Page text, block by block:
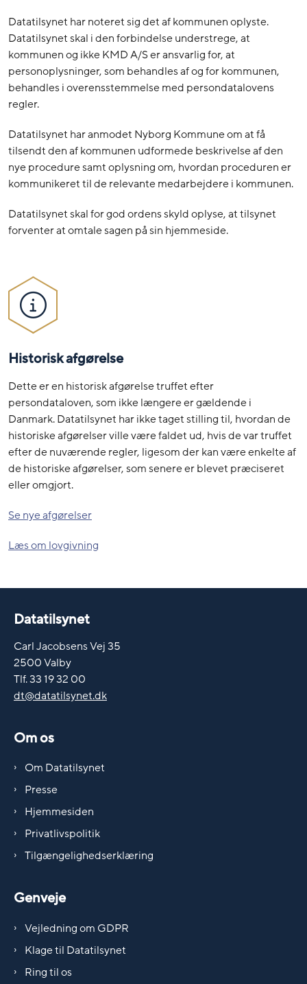
Datatilsynet har noteret sig det af kommunen oplyste.
Datatilsynet skal i den forbindelse understrege, at
kommunen og ikke KMD A/S er ansvarlig for, at
personoplysninger, som behandles af og for kommunen,
behandles i overensstemmelse med persondatalovens
regler.
Datatilsynet har anmodet Nyborg Kommune om at få
tilsendt den af kommunen udformede beskrivelse af den
nye procedure samt oplysning om, hvordan proceduren er
kommunikeret til de relevante medarbejdere i kommunen.
Datatilsynet skal for god ordens skyld oplyse, at tilsynet
forventer at omtale sagen på sin hjemmeside.
Historisk afgørelse
Dette er en historisk afgørelse truffet efter
persondataloven, som ikke længere er gældende i
Danmark. Datatilsynet har ikke taget stilling til, hvordan de
historiske afgørelser ville være faldet ud, hvis de var truffet
efter de nuværende regler, ligesom der kan være enkelte af
de historiske afgørelser, som senere er blevet præciseret
eller omgjort.
Se nye afgørelser
Læs om lovgivning
Datatilsynet
Carl Jacobsens Vej 35
2500 Valby
Tlf. 33 19 32 00
dt@datatilsynet.dk
Om os
Om Datatilsynet
Presse
Hjemmesiden
Privatlivspolitik
Tilgængelighedserklæring
Genveje
Vejledning om GDPR
Klage til Datatilsynet
Ring til os